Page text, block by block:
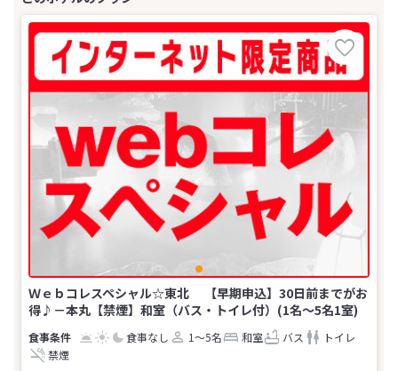
Ｗｅｂコレスペシャル☆東北 【早期申込】30日前までがお
得♪－本丸【禁煙】和室（バス・トイレ付）(1名～5名1室)
食事なし 1～5名 和室 バス
トイレ
禁煙